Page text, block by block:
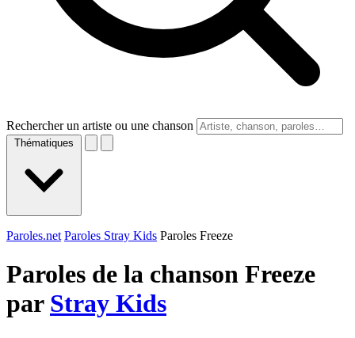
Rechercher un artiste ou une chanson
Thématiques
Paroles.net Paroles Stray Kids Paroles Freeze
Paroles de la chanson Freeze
par Stray Kids